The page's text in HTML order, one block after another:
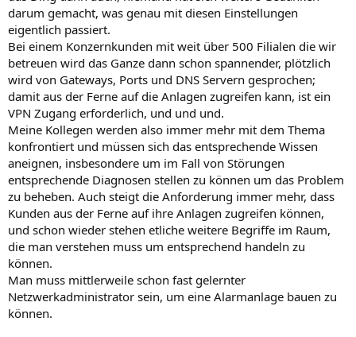
darum gemacht, was genau mit diesen Einstellungen
eigentlich passiert.
Bei einem Konzernkunden mit weit über 500 Filialen die wir
betreuen wird das Ganze dann schon spannender, plötzlich
wird von Gateways, Ports und DNS Servern gesprochen;
damit aus der Ferne auf die Anlagen zugreifen kann, ist ein
VPN Zugang erforderlich, und und und.
Meine Kollegen werden also immer mehr mit dem Thema
konfrontiert und müssen sich das entsprechende Wissen
aneignen, insbesondere um im Fall von Störungen
entsprechende Diagnosen stellen zu können um das Problem
zu beheben. Auch steigt die Anforderung immer mehr, dass
Kunden aus der Ferne auf ihre Anlagen zugreifen können,
und schon wieder stehen etliche weitere Begriffe im Raum,
die man verstehen muss um entsprechend handeln zu
können.
Man muss mittlerweile schon fast gelernter
Netzwerkadministrator sein, um eine Alarmanlage bauen zu
können.